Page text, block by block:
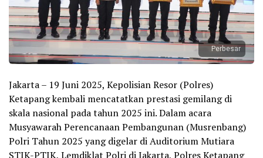
Perbesar
Jakarta – 19 Juni 2025, Kepolisian Resor (Polres)
Ketapang kembali mencatatkan prestasi gemilang di
skala nasional pada tahun 2025 ini. Dalam acara
Musyawarah Perencanaan Pembangunan (Musrenbang)
Polri Tahun 2025 yang digelar di Auditorium Mutiara
STIK-PTIK, Lemdiklat Polri di Jakarta, Polres Ketapang